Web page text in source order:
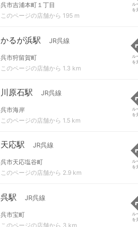
呉市吉浦本町１丁目
このページの店舗から 195 m
ル
を
かるが浜駅 JR呉線
呉市狩留賀町
このページの店舗から 1.3 km
ル
を
川原石駅 JR呉線
呉市海岸
このページの店舗から 1.5 km
ル
を
天応駅 JR呉線
呉市天応塩谷町
このページの店舗から 2.9 km
ル
を
呉駅 JR呉線
呉市宝町
このページの店舗から 3 km
ル
を